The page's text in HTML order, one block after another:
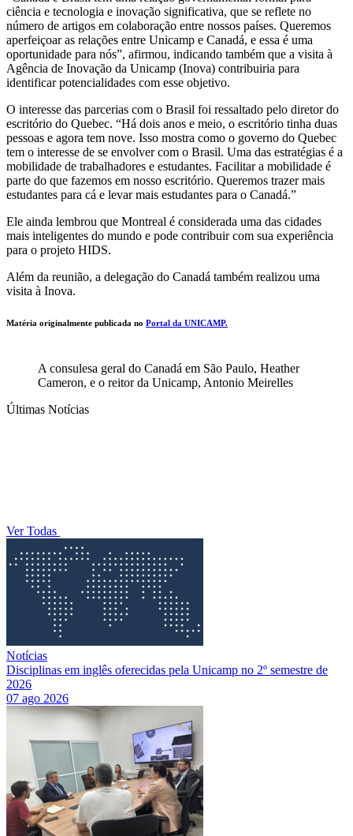
ciência e tecnologia e inovação significativa, que se reflete no
número de artigos em colaboração entre nossos países. Queremos
aperfeiçoar as relações entre Unicamp e Canadá, e essa é uma
oportunidade para nós”, afirmou, indicando também que a visita à
Agência de Inovação da Unicamp (Inova) contribuiria para
identificar potencialidades com esse objetivo.
O interesse das parcerias com o Brasil foi ressaltado pelo diretor do
escritório do Quebec. “Há dois anos e meio, o escritório tinha duas
pessoas e agora tem nove. Isso mostra como o governo do Quebec
tem o interesse de se envolver com o Brasil. Uma das estratégias é a
mobilidade de trabalhadores e estudantes. Facilitar a mobilidade é
parte do que fazemos em nosso escritório. Queremos trazer mais
estudantes para cá e levar mais estudantes para o Canadá.”
Ele ainda lembrou que Montreal é considerada uma das cidades
mais inteligentes do mundo e pode contribuir com sua experiência
para o projeto HIDS.
Além da reunião, a delegação do Canadá também realizou uma
visita à Inova.
Matéria originalmente publicada no Portal da UNICAMP.
A consulesa geral do Canadá em São Paulo, Heather
Cameron, e o reitor da Unicamp, Antonio Meirelles
Últimas Notícias
Ver Todas
Notícias
Disciplinas em inglês oferecidas pela Unicamp no 2º semestre de
2026
07 ago 2026